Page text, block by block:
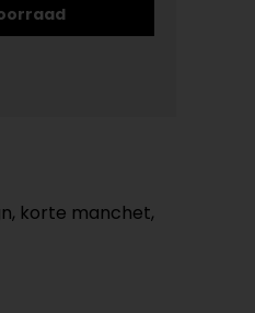
korte manchet,